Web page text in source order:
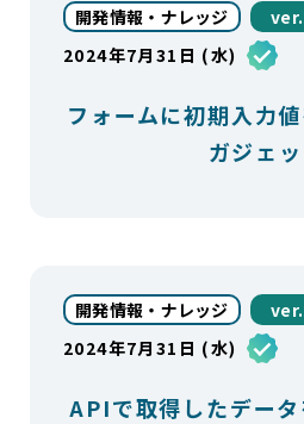
開発情報・ナレッジ
2024年7月31日 (水)
フォームに初期入力
ガジェ
開発情報・ナレッジ
2024年7月31日 (水)
APIで取得したデー